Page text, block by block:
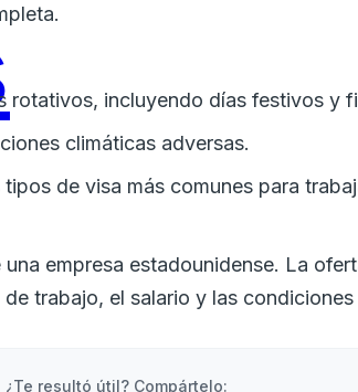
rotativos, incluyendo días festivos y
climáticas adversas.
de visa más comunes para
empresa estadounidense. La
trabajo, el salario y las
¿Te resultó útil? Compártelo: